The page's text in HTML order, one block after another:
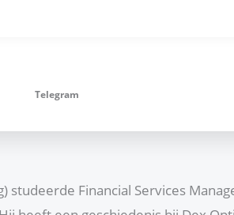
Telegram
studeerde Financial Services